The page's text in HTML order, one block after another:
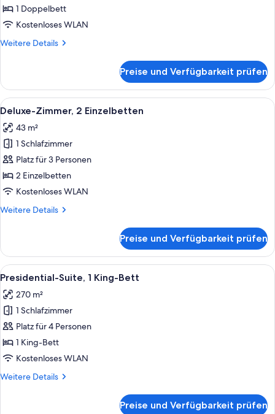
1
Doppelbett
1 Doppelbett
Kostenloses WLAN
Weitere Details
Weitere
Suite,
Doppelbett
Preise und Verfügbarkeit prüfen
Alle
Fotos
für
Deluxe-
Zimmer,
2 Einzelbetten
anzeigen
Ein modernes Hotelzimmer mit
9
Deluxe-Zimmer, 2 Einzelbetten
43 m²
1 Schlafzimmer
Platz für 3 Personen
2 Einzelbetten
Kostenloses WLAN
Weitere Details
Weitere
Zimmer,
2 Einzelbetten
Preise und Verfügbarkeit prüfen
Alle
Fotos
für
Presidential-
Suite,
1 King-
Bett
Presidential-Suite, 1 King-Bett |
14
Presidential-Suite, 1 King-Bett
270 m²
1 Schlafzimmer
Platz für 4 Personen
1 King-Bett
Kostenloses WLAN
Weitere Details
Weitere
Preise und Verfügbarkeit prüfen